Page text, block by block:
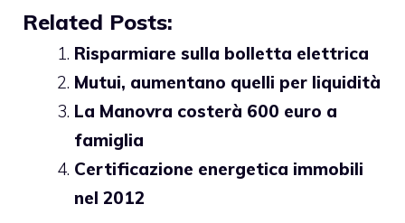
Related Posts:
Risparmiare sulla bolletta elettrica
Mutui, aumentano quelli per liquidità
La Manovra costerà 600 euro a
famiglia
Certificazione energetica immobili
nel 2012